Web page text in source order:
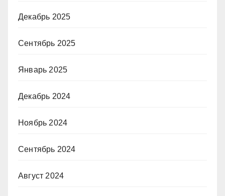
Декабрь 2025
Сентябрь 2025
Январь 2025
Декабрь 2024
Ноябрь 2024
Сентябрь 2024
Август 2024